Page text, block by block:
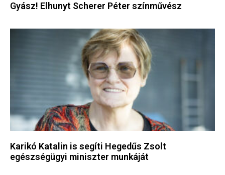
Gyász! Elhunyt Scherer Péter színművész
Karikó Katalin is segíti Hegedűs Zsolt
egészségügyi miniszter munkáját